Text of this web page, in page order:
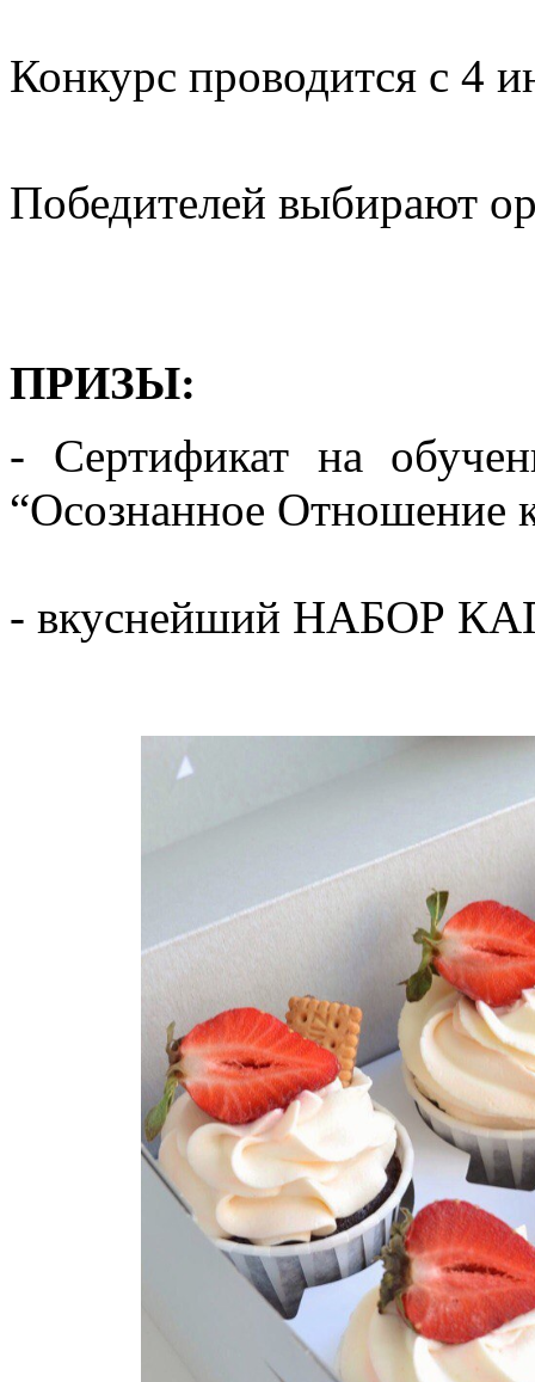
Конкурс проводится с 4
Победителей выбирают
ПРИЗЫ:
- Сертификат на
“Осознанное Отношение
- вкуснейший НАБОР